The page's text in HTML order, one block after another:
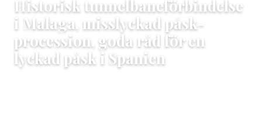
Historisk tunnelbaneförbindelse
i Malaga, misslyckad påsk-
procession, goda råd för en
lyckad påsk i Spanien